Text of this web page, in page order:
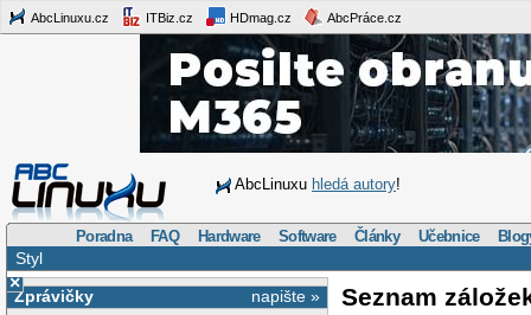
AbcLinuxu.cz ITBiz.cz HDmag.cz AbcPráce.cz
AbcLinuxu hledá autory!
Poradna FAQ Hardware Software Články Učebnice
Styl
×
napište »
Zprávičky
Seznam